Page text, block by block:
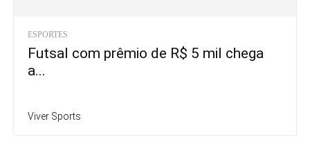
ESPORTES
Futsal com prêmio de R$ 5 mil chega
a...
Viver Sports